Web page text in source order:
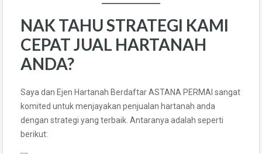
NAK TAHU STRATEGI KAMI
CEPAT JUAL HARTANAH
ANDA?
Saya dan Ejen Hartanah Berdaftar ASTANA PERMAI sangat
komited untuk menjayakan penjualan hartanah anda
dengan strategi yang terbaik. Antaranya adalah seperti
berikut: